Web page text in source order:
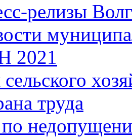
релизы
2021
труда